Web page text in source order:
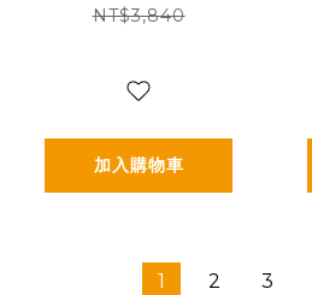
【食技研】德國專
強行動力(專利
入(2.5g*30包*3盒)
NT$3,840
加入購物車
1 2 3